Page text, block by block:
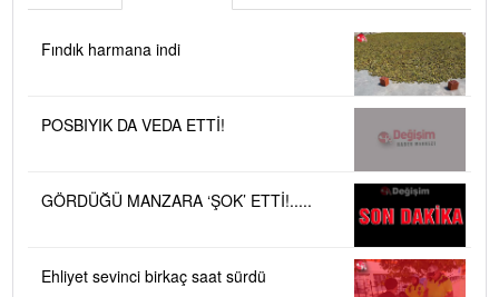
Fındık harmana indi
POSBIYIK DA VEDA ETTİ!
GÖRDÜĞÜ MANZARA ‘ŞOK’ ETTİ!.....
Ehliyet sevinci birkaç saat sürdü